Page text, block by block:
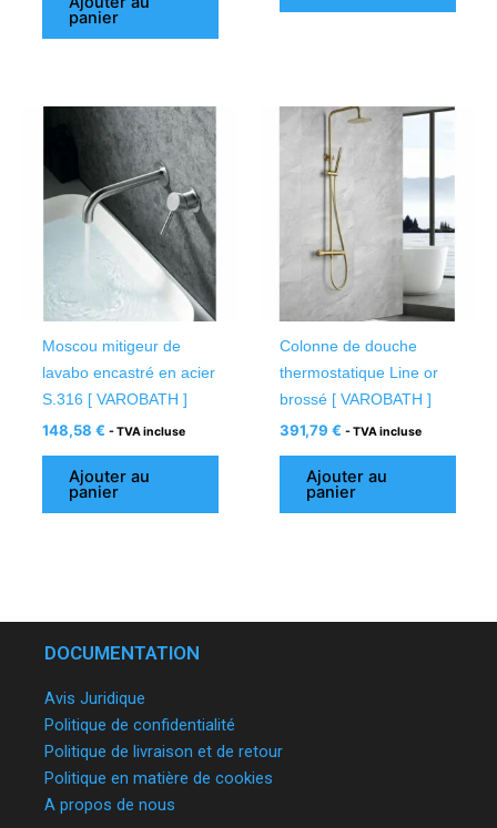
panier
Moscou mitigeur de
lavabo encastré en acier
S.316 [ VAROBATH ]
148,58 € - TVA incluse
Ajouter au
panier
Colonne de douche
thermostatique Line or
brossé [ VAROBATH ]
391,79 € - TVA incluse
Ajouter au
panier
DOCUMENTATION
Avis Juridique
Politique de confidentialité
Politique de livraison et de retour
Politique en matière de cookies
A propos de nous